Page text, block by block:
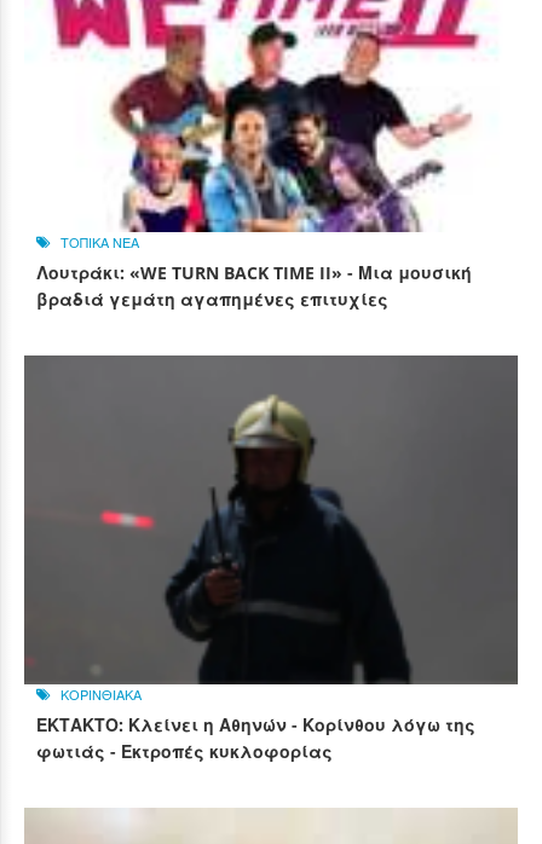
ΤΟΠΙΚΑ ΝΕΑ
Λουτράκι: «WE TURN BACK TIME II» - Μια μουσική
βραδιά γεμάτη αγαπημένες επιτυχίες
ΚΟΡΙΝΘΙΑΚΑ
ΕΚΤΑΚΤΟ: Κλείνει η Αθηνών - Κορίνθου λόγω της
φωτιάς - Εκτροπές κυκλοφορίας